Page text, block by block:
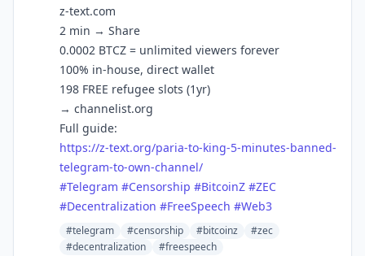
z-text.com
2 min → Share
0.0002 BTCZ = unlimited viewers forever
100% in-house, direct wallet
198 FREE refugee slots (1yr)
→ channelist.org
Full guide:
https://z-text.org/paria-to-king-5-minutes-banned-
telegram-to-own-channel/
#Telegram #Censorship #BitcoinZ #ZEC
#Decentralization #FreeSpeech #Web3
#telegram #censorship #bitcoinz
#zec
#decentralization
#freespeech